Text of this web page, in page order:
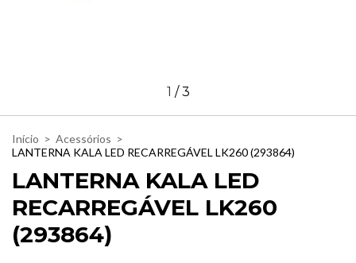
1 /3
Início > Acessórios >
LANTERNA KALA LED RECARREGÁVEL LK260 (293864)
LANTERNA KALA LED
RECARREGÁVEL LK260
(293864)